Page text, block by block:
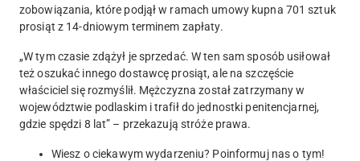
zobowiązania, które podjął w ramach umowy kupna 701 sztuk
prosiąt z 14-dniowym terminem zapłaty.
„W tym czasie zdążył je sprzedać. W ten sam sposób usiłował
też oszukać innego dostawcę prosiąt, ale na szczęście
właściciel się rozmyślił. Mężczyzna został zatrzymany w
województwie podlaskim i trafił do jednostki penitencjarnej,
gdzie spędzi 8 lat” – przekazują stróże prawa.
Wiesz o ciekawym wydarzeniu? Poinformuj nas o tym!